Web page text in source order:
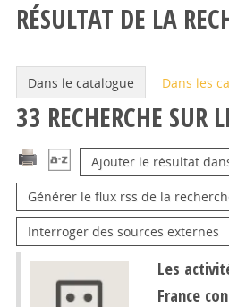
RÉSULTAT DE LA
Dans le catalogue Dans les
33 RECHERCHE SUR
Ajouter le résultat
Générer le flux rss de la
Interroger des sources externes
Les
France